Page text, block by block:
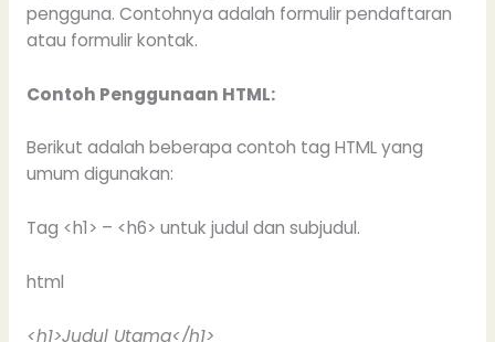
pengguna. Contohnya adalah formulir pendaftaran
atau formulir kontak.
Contoh Penggunaan HTML:
Berikut adalah beberapa contoh tag HTML yang
umum digunakan:
Tag <h1> – <h6> untuk judul dan subjudul.
html
<h1>Judul Utama</h1>